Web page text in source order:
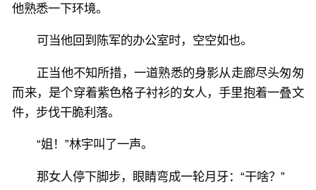
他熟悉一下环境。
可当他回到陈军的办公室时，空空如也。
正当他不知所措，一道熟悉的身影从走廊尽头匆匆
而来，是个穿着紫色格子衬衫的女人，手里抱着一叠文
件，步伐干脆利落。
“姐！”林宇叫了一声。
那女人停下脚步，眼睛弯成一轮月牙：“干啥？”